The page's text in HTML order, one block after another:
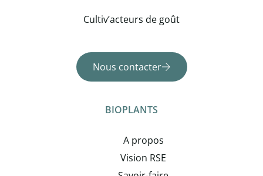
Cultiv’acteurs de goût
Nous contacter
BIOPLANTS
A propos
Vision RSE